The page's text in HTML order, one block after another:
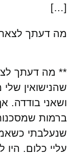
[…]
מה דעתך
** מה דעתך
שהנישואין
ושאני בודדה.
ברמות
שנעלבתי
עליי כלום. היו